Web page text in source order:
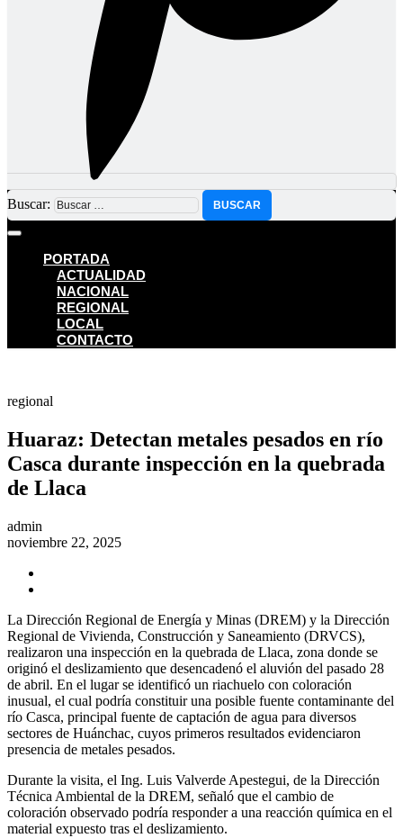
Buscar:
PORTADA
ACTUALIDAD
NACIONAL
REGIONAL
LOCAL
CONTACTO
regional
Huaraz: Detectan metales pesados en río
Casca durante inspección en la quebrada
de Llaca
admin
noviembre 22, 2025
La Dirección Regional de Energía y Minas (DREM) y la Dirección
Regional de Vivienda, Construcción y Saneamiento (DRVCS),
realizaron una inspección en la quebrada de Llaca, zona donde se
originó el deslizamiento que desencadenó el aluvión del pasado 28
de abril. En el lugar se identificó un riachuelo con coloración
inusual, el cual podría constituir una posible fuente contaminante del
río Casca, principal fuente de captación de agua para diversos
sectores de Huánchac, cuyos primeros resultados evidenciaron
presencia de metales pesados.
Durante la visita, el Ing. Luis Valverde Apestegui, de la Dirección
Técnica Ambiental de la DREM, señaló que el cambio de
coloración observado podría responder a una reacción química en el
material expuesto tras el deslizamiento.